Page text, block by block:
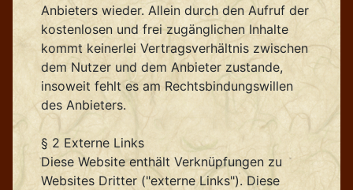
Anbieters wieder. Allein durch den Aufruf der
kostenlosen und frei zugänglichen Inhalte
kommt keinerlei Vertragsverhältnis zwischen
dem Nutzer und dem Anbieter zustande,
insoweit fehlt es am Rechtsbindungswillen
des Anbieters.
§ 2 Externe Links
Diese Website enthält Verknüpfungen zu
Websites Dritter ("externe Links"). Diese